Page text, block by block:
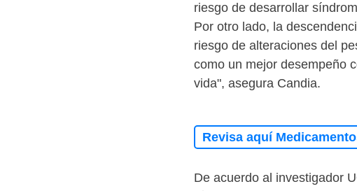
riesgo de desarrollar
Por otro lado, la
riesgo de alteraciones del
como un mejor desempeño
vida", asegura Candia.
Revisa aquí
De acuerdo al investigador